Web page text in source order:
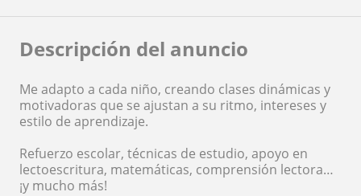
Descripción del anuncio
Me adapto a cada niño, creando clases dinámicas y
motivadoras que se ajustan a su ritmo, intereses y
estilo de aprendizaje.
Refuerzo escolar, técnicas de estudio, apoyo en
lectoescritura, matemáticas, comprensión lectora…
¡y mucho más!